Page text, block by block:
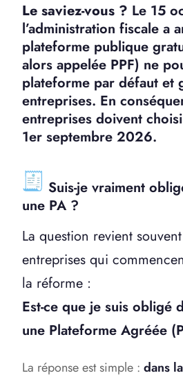
Le saviez-vous ? Le 15
l’administration fiscale a
plateforme publique
alors appelée PPF) ne
plateforme par défaut et
entreprises. En
entreprises doivent
1er septembre 2026.
Suis-je vraiment
une PA ?
La question revient
entreprises qui
la réforme :
Est-ce que je suis obligé
une Plateforme Agréée
La réponse est simple : dans